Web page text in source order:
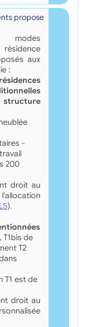
propose
aux
:
-
200
droit au
).
de
T2
T1 est de
droit au